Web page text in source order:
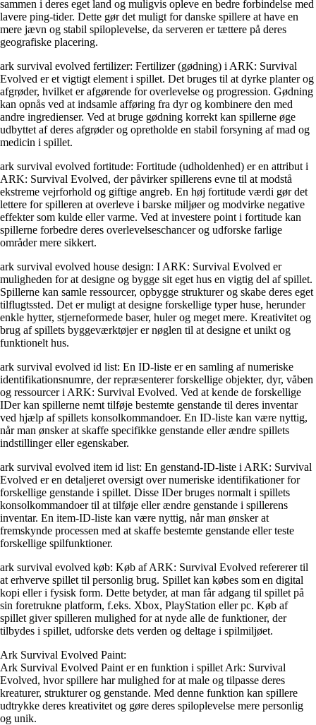
sammen i deres eget land og muligvis opleve en bedre forbindelse med
lavere ping-tider. Dette gør det muligt for danske spillere at have en
mere jævn og stabil spiloplevelse, da serveren er tættere på deres
geografiske placering.
ark survival evolved fertilizer: Fertilizer (gødning) i ARK: Survival
Evolved er et vigtigt element i spillet. Det bruges til at dyrke planter og
afgrøder, hvilket er afgørende for overlevelse og progression. Gødning
kan opnås ved at indsamle afføring fra dyr og kombinere den med
andre ingredienser. Ved at bruge gødning korrekt kan spillerne øge
udbyttet af deres afgrøder og opretholde en stabil forsyning af mad og
medicin i spillet.
ark survival evolved fortitude: Fortitude (udholdenhed) er en attribut i
ARK: Survival Evolved, der påvirker spillerens evne til at modstå
ekstreme vejrforhold og giftige angreb. En høj fortitude værdi gør det
lettere for spilleren at overleve i barske miljøer og modvirke negative
effekter som kulde eller varme. Ved at investere point i fortitude kan
spillerne forbedre deres overlevelseschancer og udforske farlige
områder mere sikkert.
ark survival evolved house design: I ARK: Survival Evolved er
muligheden for at designe og bygge sit eget hus en vigtig del af spillet.
Spillerne kan samle ressourcer, opbygge strukturer og skabe deres eget
tilflugtssted. Det er muligt at designe forskellige typer huse, herunder
enkle hytter, stjerneformede baser, huler og meget mere. Kreativitet og
brug af spillets byggeværktøjer er nøglen til at designe et unikt og
funktionelt hus.
ark survival evolved id list: En ID-liste er en samling af numeriske
identifikationsnumre, der repræsenterer forskellige objekter, dyr, våben
og ressourcer i ARK: Survival Evolved. Ved at kende de forskellige
IDer kan spillerne nemt tilføje bestemte genstande til deres inventar
ved hjælp af spillets konsolkommandoer. En ID-liste kan være nyttig,
når man ønsker at skaffe specifikke genstande eller ændre spillets
indstillinger eller egenskaber.
ark survival evolved item id list: En genstand-ID-liste i ARK: Survival
Evolved er en detaljeret oversigt over numeriske identifikationer for
forskellige genstande i spillet. Disse IDer bruges normalt i spillets
konsolkommandoer til at tilføje eller ændre genstande i spillerens
inventar. En item-ID-liste kan være nyttig, når man ønsker at
fremskynde processen med at skaffe bestemte genstande eller teste
forskellige spilfunktioner.
ark survival evolved køb: Køb af ARK: Survival Evolved refererer til
at erhverve spillet til personlig brug. Spillet kan købes som en digital
kopi eller i fysisk form. Dette betyder, at man får adgang til spillet på
sin foretrukne platform, f.eks. Xbox, PlayStation eller pc. Køb af
spillet giver spilleren mulighed for at nyde alle de funktioner, der
tilbydes i spillet, udforske dets verden og deltage i spilmiljøet.
Ark Survival Evolved Paint:
Ark Survival Evolved Paint er en funktion i spillet Ark: Survival
Evolved, hvor spillere har mulighed for at male og tilpasse deres
kreaturer, strukturer og genstande. Med denne funktion kan spillere
udtrykke deres kreativitet og gøre deres spiloplevelse mere personlig
og unik.